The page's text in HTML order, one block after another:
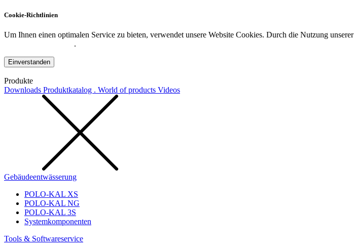
Cookie-Richtlinien
Um Ihnen einen optimalen Service zu bieten, verwendet unsere Website Cookies. Durch die Nutzung
.
Einverstanden
Produkte
Downloads Produktkatalog . World of products Videos
Gebäudeentwässerung
POLO-KAL XS
POLO-KAL NG
POLO-KAL 3S
Systemkomponenten
Tools & Softwareservice